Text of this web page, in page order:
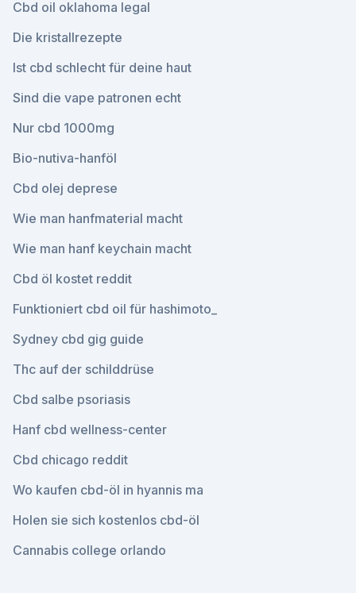
Cbd oil oklahoma legal
Die kristallrezepte
Ist cbd schlecht für deine haut
Sind die vape patronen echt
Nur cbd 1000mg
Bio-nutiva-hanföl
Cbd olej deprese
Wie man hanfmaterial macht
Wie man hanf keychain macht
Cbd öl kostet reddit
Funktioniert cbd oil für hashimoto_
Sydney cbd gig guide
Thc auf der schilddrüse
Cbd salbe psoriasis
Hanf cbd wellness-center
Cbd chicago reddit
Wo kaufen cbd-öl in hyannis ma
Holen sie sich kostenlos cbd-öl
Cannabis college orlando